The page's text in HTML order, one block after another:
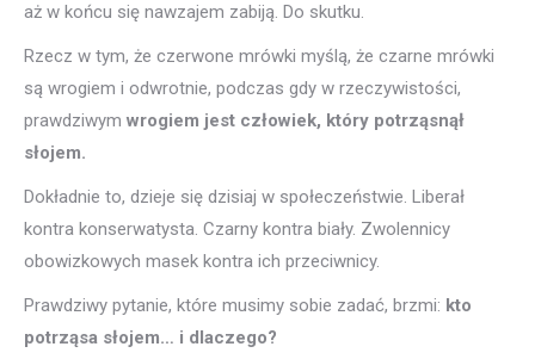
aż w końcu się nawzajem zabiją. Do skutku.
Rzecz w tym, że czerwone mrówki myślą, że czarne mrówki
są wrogiem i odwrotnie, podczas gdy w rzeczywistości,
prawdziwym wrogiem jest człowiek, który potrząsnął
słojem.
Dokładnie to, dzieje się dzisiaj w społeczeństwie. Liberał
kontra konserwatysta. Czarny kontra biały. Zwolennicy
obowizkowych masek kontra ich przeciwnicy.
Prawdziwy pytanie, które musimy sobie zadać, brzmi: kto
potrząsa słojem… i dlaczego?